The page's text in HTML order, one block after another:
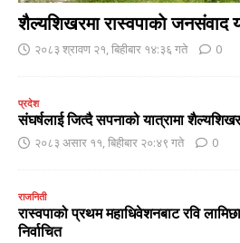
शैल्यशिखरमा रास्वपाकाे जनसंवाद
२०८३ श्रावण २१, बिहीबार १४:३६ गते 0
प्रदेश
संघर्षलाई जित्दै सपनाको यात्रामा
२०८३ असार ११, बिहीबार २०:४९ गते 0
राजनिती
रास्वपाको प्रथम महाधिवेशनबाट रवि
निर्वाचित